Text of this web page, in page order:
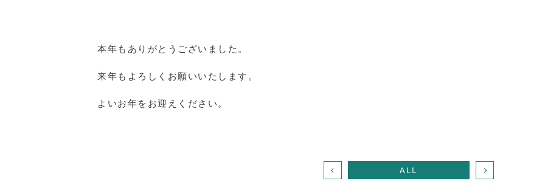
本年もありがとうございました。
来年もよろしくお願いいたします。
よいお年をお迎えください。
ALL